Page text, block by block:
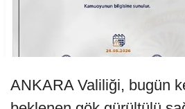
ANKARA Valiliği, bugün